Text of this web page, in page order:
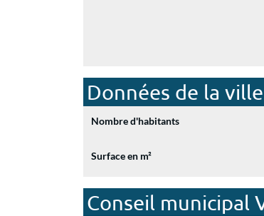
Données de la
Nombre d'habitants
Surface en m²
Conseil municipal